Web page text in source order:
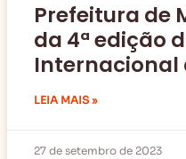
Prefeitura de
da 4ª edição
Internacional
LEIA MAIS »
27 de setembro de 2023